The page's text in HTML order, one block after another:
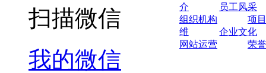
介
员工风采
组织机构
项
维
企业文化
网站运营
荣
扫描微信
我的微信